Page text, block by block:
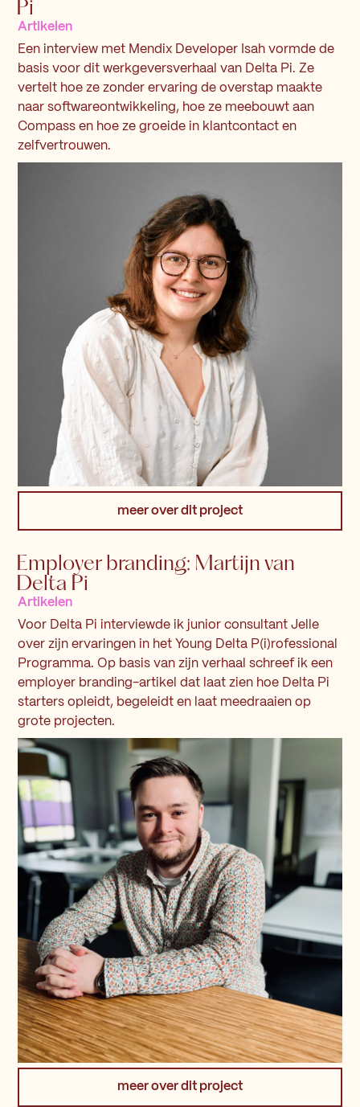
Pi
Artikelen
Een interview met Mendix Developer Isah vormde de
basis voor dit werkgeversverhaal van Delta Pi. Ze
vertelt hoe ze zonder ervaring de overstap maakte
naar softwareontwikkeling, hoe ze meebouwt aan
Compass en hoe ze groeide in klantcontact en
zelfvertrouwen.
meer over dit project
Employer branding: Martijn van
Delta Pi
Artikelen
Voor Delta Pi interviewde ik junior consultant Jelle
over zijn ervaringen in het Young Delta P(i)rofessional
Programma. Op basis van zijn verhaal schreef ik een
employer branding-artikel dat laat zien hoe Delta Pi
starters opleidt, begeleidt en laat meedraaien op
grote projecten.
meer over dit project